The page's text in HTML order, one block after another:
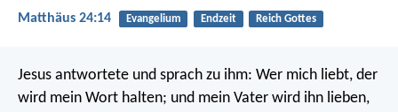
Matthäus 24:14 Evangelium Endzeit Reich Gottes
Jesus antwortete und sprach zu ihm: Wer mich liebt, der
wird mein Wort halten; und mein Vater wird ihn lieben,